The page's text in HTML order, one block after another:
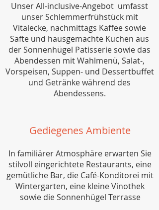
Unser All-inclusive-Angebot umfasst
unser Schlemmerfrühstück mit
Vitalecke, nachmittags Kaffee sowie
Säfte und hausgemachte Kuchen aus
der Sonnenhügel Patisserie sowie das
Abendessen mit Wahlmenü, Salat-,
Vorspeisen, Suppen- und Dessertbuffet
und Getränke während des
Abendessens.
Gediegenes Ambiente
In familiärer Atmosphäre erwarten Sie
stilvoll eingerichtete Restaurants, eine
gemütliche Bar, die Café-Konditorei mit
Wintergarten, eine kleine Vinothek
sowie die Sonnenhügel Terrasse